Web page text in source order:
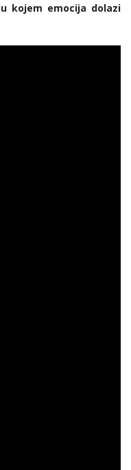
kojem emocija dolazi